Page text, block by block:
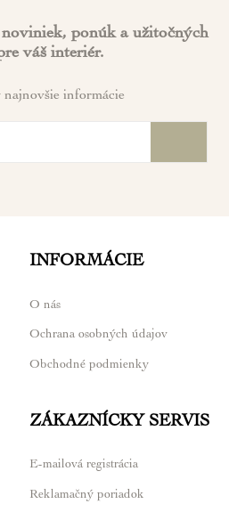
ponúk a užitočných
váš interiér.
informácie
INFORMÁCIE
O nás
Ochrana osobných údajov
Obchodné podmienky
ZÁKAZNÍCKY SERVIS
E-mailová registrácia
Reklamačný poriadok